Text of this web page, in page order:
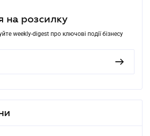
на розсилку
weekly-digest про ключові події бізнесу